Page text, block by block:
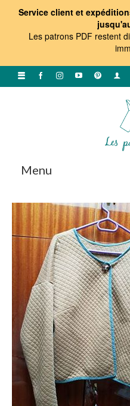
Service client et
Les patrons PDF restent
Menu